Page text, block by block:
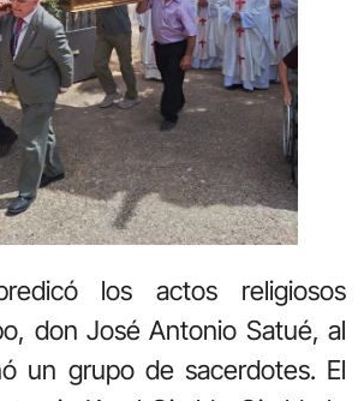
los actos religiosos
don José Antonio Satué, al
un grupo de sacerdotes. El